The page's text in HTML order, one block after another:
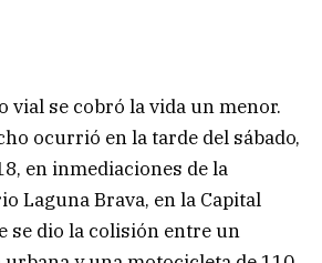
vial se cobró la vida un menor.
ocurrió en la tarde del sábado,
en inmediaciones de la
Laguna Brava, en la Capital
se dio la colisión entre un